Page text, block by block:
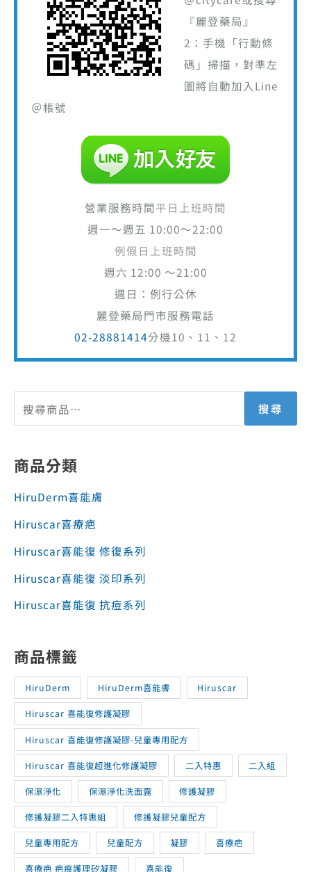
『麗登藥局』
2：手機「行動條
碼」掃描，對準左
圖將自動加入Line
＠帳號
營業服務時間平日上班時間
週一～週五 10:00～22:00
例假日上班時間
週六 12:00 ～21:00
週日：例行公休
麗登藥局門市服務電話
02-28881414分機10、11、12
搜尋
商品分類
HiruDerm喜能膚
Hiruscar喜療疤
Hiruscar喜能復 修復系列
Hiruscar喜能復 淡印系列
Hiruscar喜能復 抗痘系列
商品標籤
HiruDerm HiruDerm喜能膚 Hiruscar
Hiruscar 喜能復修護凝膠
Hiruscar 喜能復修護凝膠-兒童專用配方
Hiruscar 喜能復超進化修護凝膠 二入特惠 二入組
保濕淨化 保濕淨化洗面露 修護凝膠
修護凝膠二入特惠組 修護凝膠兒童配方
兒童專用配方 兒童配方 凝膠 喜療疤
喜療疤 疤痕護理矽凝膠 喜能復